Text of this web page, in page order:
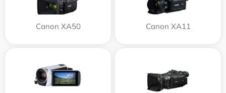
Canon XA50 Canon XA11